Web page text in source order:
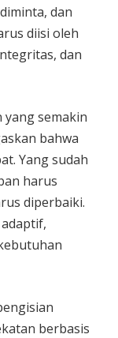
dan
diisi oleh
dan
yang semakin
bahwa
Yang sudah
harus
diperbaiki.
berbasis